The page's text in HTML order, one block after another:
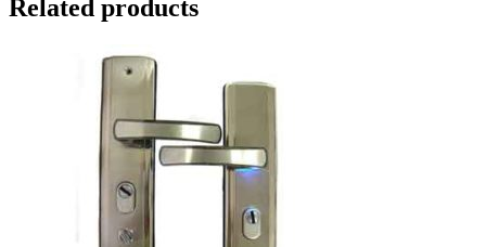
Related products